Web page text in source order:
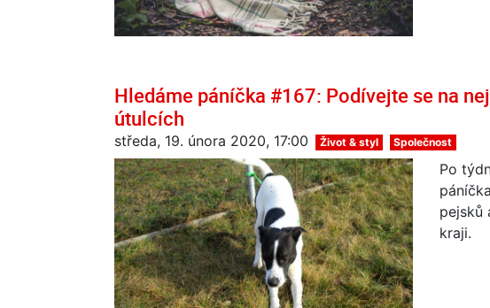
Hledáme páníčka #167: Podívejte se na
útulcích
středa, 19. února 2020, 17:00 Život & styl Společnost
Po
pejsků
kraji.